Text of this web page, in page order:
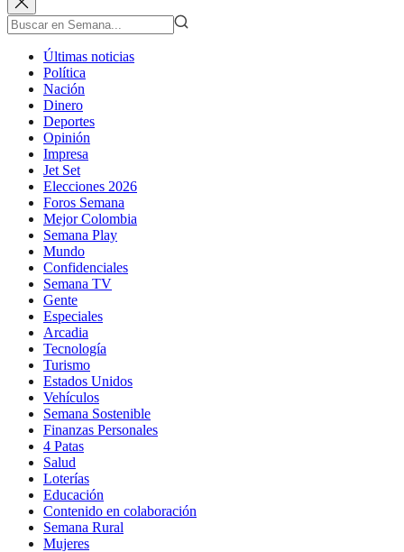
Últimas noticias
Política
Nación
Dinero
Deportes
Opinión
Impresa
Jet Set
Elecciones 2026
Foros Semana
Mejor Colombia
Semana Play
Mundo
Confidenciales
Semana TV
Gente
Especiales
Arcadia
Tecnología
Turismo
Estados Unidos
Vehículos
Semana Sostenible
Finanzas Personales
4 Patas
Salud
Loterías
Educación
Contenido en colaboración
Semana Rural
Mujeres